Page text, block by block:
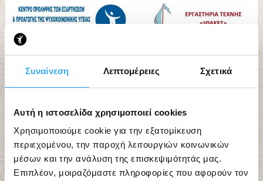
Συναίνεση Λεπτομέρειες Σχετικά
Αυτή η ιστοσελίδα χρησιμοποιεί cookies
Χρησιμοποιούμε cookie για την εξατομίκευση
περιεχομένου, την παροχή λειτουργιών κοινωνικών
μέσων και την ανάλυση της επισκεψιμότητάς μας.
Επιπλέον, μοιραζόμαστε πληροφορίες που αφορούν τον